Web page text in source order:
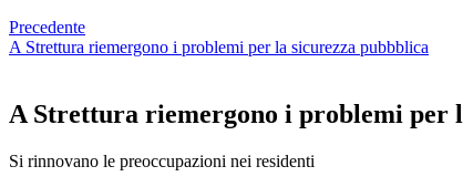
Precedente
A Strettura riemergono i problemi per la sicurezza pubbblica
A Strettura riemergono i problemi per
Si rinnovano le preoccupazioni nei residenti